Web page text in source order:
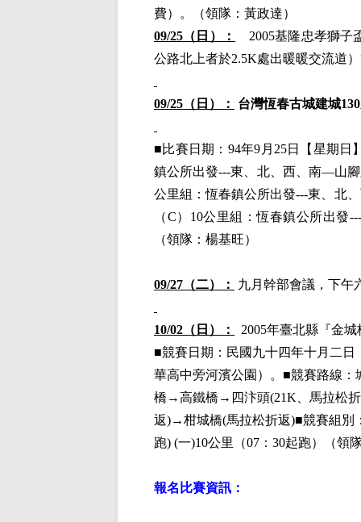
費） 。
（領隊：黃政達）
09/25（日）：
2005基隆忠孝獅子
公路北上者於2.5K處出暖暖交流道
09/25（日）： 台灣恆春古城建城
■比賽日期： 94年9月25日【星期日
鎮公所出發---東、北、西、南—山
公里組：恆春鎮公所出發---東、
（C）10公里組：恆春鎮公所出
（領隊：楊基旺）
09/27 （二）： 九月幹部會議，下午
10/02（日）：
2005年臺北縣『金
■競賽日期：民國九十四年十月二日
華高中旁河濱公園）。■競賽路線：
橋→高鐵橋→四汴頭(21K、馬拉松
返)→柑城橋(馬拉松折返)■競賽組別
跑) (一)10公里（07：30起跑） （領
報名比賽資訊：